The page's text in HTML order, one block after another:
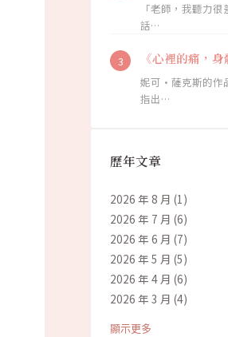
「老師，我聽力
話…
《心裡的痛，
妮可·薩克斯的作
指出…
歷年文章
2026 年 8 月 (1)
2026 年 7 月 (6)
2026 年 6 月 (7)
2026 年 5 月 (5)
2026 年 4 月 (6)
2026 年 3 月 (4)
顯示更多